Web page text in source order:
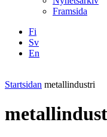
Framsida
Fi
Sv
En
Startsidan metallindustri